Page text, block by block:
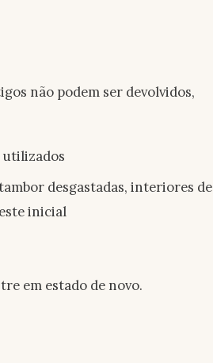
não podem ser devolvidos,
utilizados
desgastadas, interiores de
inicial
em estado de novo.